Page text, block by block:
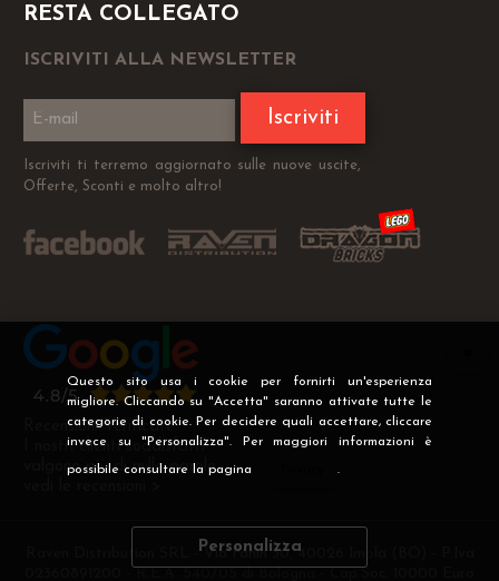
Questo sito usa i cookie per fornirti un'esperienza
migliore. Cliccando su "Accetta" saranno attivate tutte le
categorie di cookie. Per decidere quali accettare, cliccare
invece su "Personalizza". Per maggiori informazioni è
possibile consultare la pagina .
Personalizza
RESTA COLLEGATO
ISCRIVITI ALLA NEWSLETTER
Iscriviti
Iscriviti ti terremo aggiornato sulle nuove uscite,
Offerte, Sconti e molto altro!
Recensioni Verificate
I nostri clienti soddisfatti
valgono più di mille parole
Raven Distribution SRL - Via Fanin 30, 40026 Imola (BO) - P.Iva